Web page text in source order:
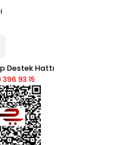
Destek Hattı
396 93 15